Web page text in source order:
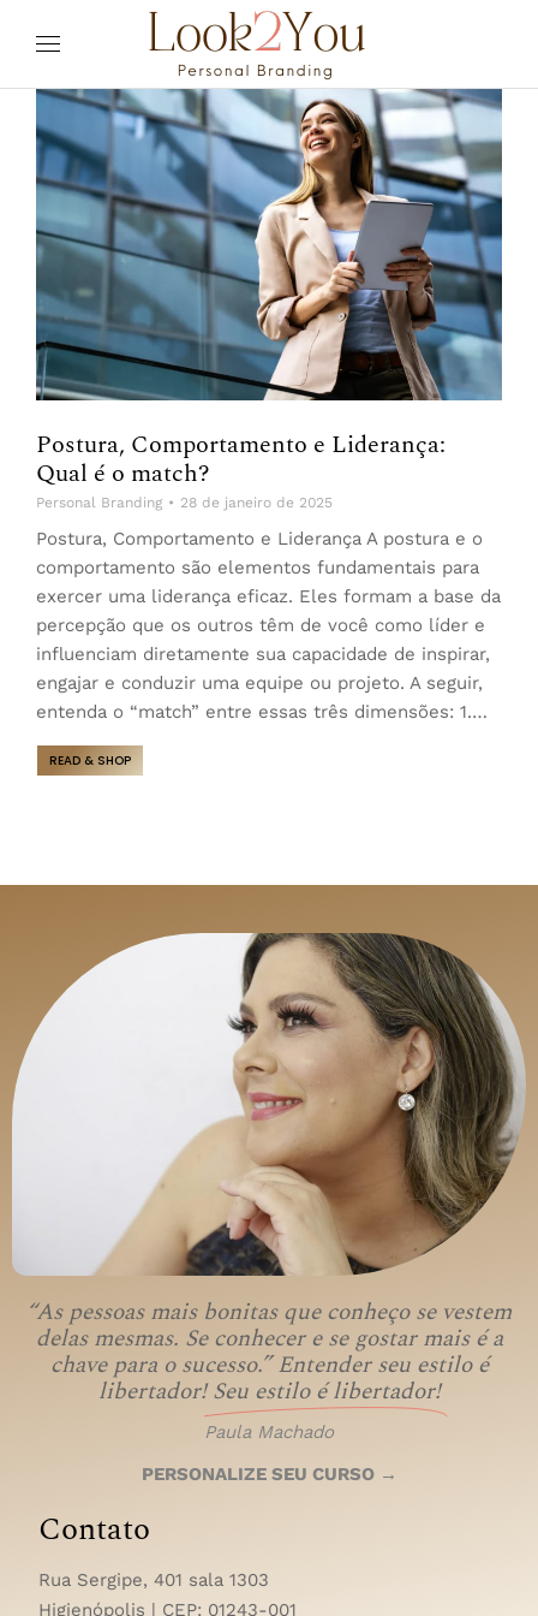
Postura, Comportamento e Liderança:
Qual é o match?
Personal Branding 28 de janeiro de 2025
Postura, Comportamento e Liderança A postura e o
comportamento são elementos fundamentais para
exercer uma liderança eficaz. Eles formam a base da
percepção que os outros têm de você como líder e
influenciam diretamente sua capacidade de inspirar,
engajar e conduzir uma equipe ou projeto. A seguir,
entenda o “match” entre essas três dimensões: 1.…
READ & SHOP
“As pessoas mais bonitas que conheço se vestem
delas mesmas. Se conhecer e se gostar mais é a
chave para o sucesso.” Entender seu estilo é
libertador! Seu estilo é libertador!
Paula Machado
PERSONALIZE SEU CURSO →
Contato
Rua Sergipe, 401 sala 1303
Higienópolis | CEP: 01243-001